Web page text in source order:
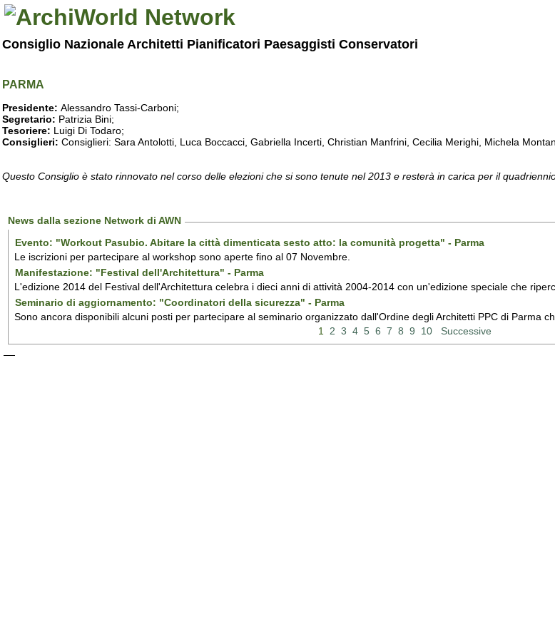
Consiglio Nazionale Architetti Pianificatori Paesaggisti Conservatori
PARMA
Presidente: Alessandro Tassi-Carboni;
Segretario: Patrizia Bini;
Tesoriere: Luigi Di Todaro;
Consiglieri: Consiglieri: Sara Antolotti, Luca Boccacci, Gabriella Incerti, Christian Manfrini, Cecilia Merighi, Michela
Questo Consiglio è stato rinnovato nel corso delle elezioni che si sono tenute nel 2013 e resterà in carica per il
News dalla sezione Network di AWN
Evento: "Workout Pasubio. Abitare la città dimenticata sesto atto: la comunità progetta" - Parma
Le iscrizioni per partecipare al workshop sono aperte fino al 07 Novembre.
Manifestazione: "Festival dell'Architettura" - Parma
L'edizione 2014 del Festival dell'Architettura celebra i dieci anni di attività 2004-2014 con un'edizione speciale che
Seminario di aggiornamento: "Coordinatori della sicurezza" - Parma
Sono ancora disponibili alcuni posti per partecipare al seminario organizzato dall'Ordine degli Architetti PPC di Parma
1
2 3 4 5 6 7 8 9 10 Successive